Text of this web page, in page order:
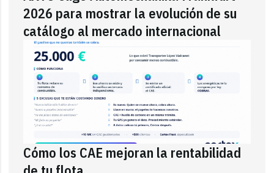
2026 para mostrar la evolución de su
catálogo al mercado internacional
Cómo los CAE mejoran la rentabilidad